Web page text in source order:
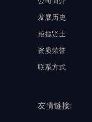
发展历史
招揽贤士
资质荣誉
联系方式
友情链接: